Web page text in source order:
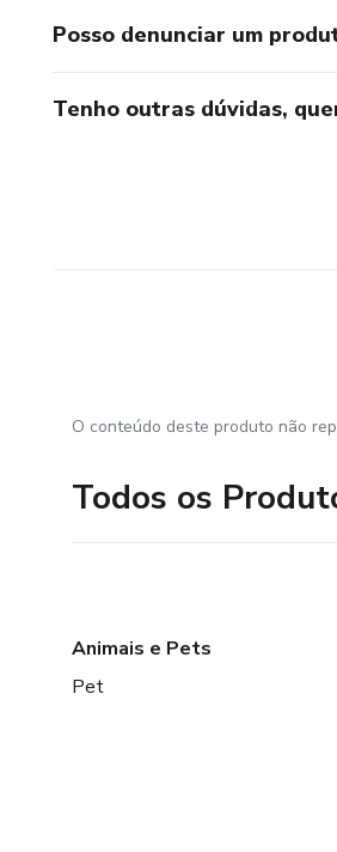
Posso denunciar um
Tenho outras dúvidas,
O conteúdo deste produto não
Todos os
Animais e Pets
Pet